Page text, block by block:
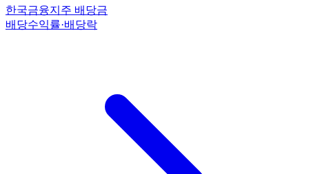
한국금융지주 배당금
배당수익률·배당락